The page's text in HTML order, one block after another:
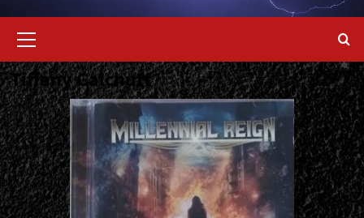
Menu
Tiffany Galchutt